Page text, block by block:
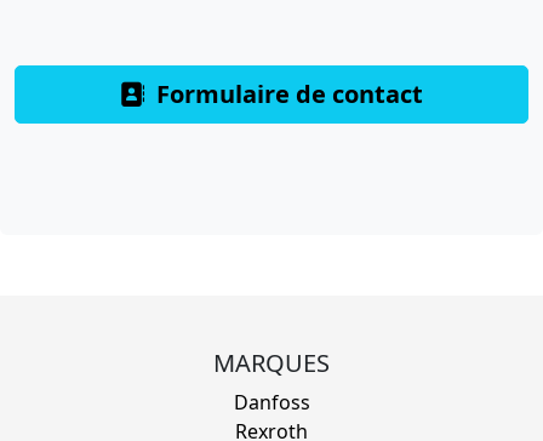
Formulaire de contact
MARQUES
Danfoss
Rexroth